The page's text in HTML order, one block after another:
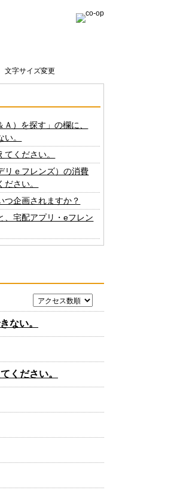
文字サイズ変更
Ａ）を探す」の欄に、
。
ください。
リｅフレンズ）の消費
さい。
つ企画されますか？
、宅配アプリ・eフレン
ない。
ください。